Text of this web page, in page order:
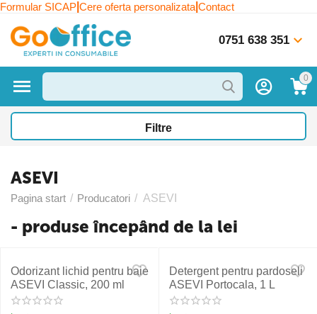
Formular SICAP Cere oferta personalizata Contact
0751 638 351
0
Filtre
ASEVI
Pagina start / Producatori / ASEVI
- produse începând de la lei
Odorizant lichid pentru baie
ASEVI Classic, 200 ml
Detergent pentru pardoseli
ASEVI Portocala, 1 L